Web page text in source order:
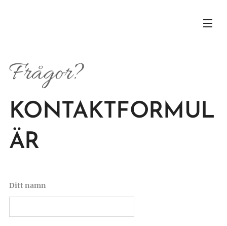
Frågor?
KONTAKTFORMUL
ÄR
Ditt namn